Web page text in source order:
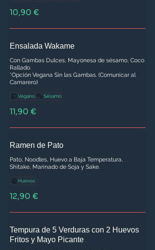
10,90 €
Ensalada Wakame
Con Gambas Dulces, Mayonesa de sésamo, Coco
Rallado.
*Opción Vegana Sin las Gambas. (Comunicar al
Camarero)
11,90 €
Vegano Sésamo
Ramen de Pato
Pato, Noodles, Huevo a Baja Temperatura,
Shitake, Marinado de Soja y Sake.
12,90 €
Huevos
Tempura de 5 Verduras con 2 Huevos
Fritos y Mayo Picante